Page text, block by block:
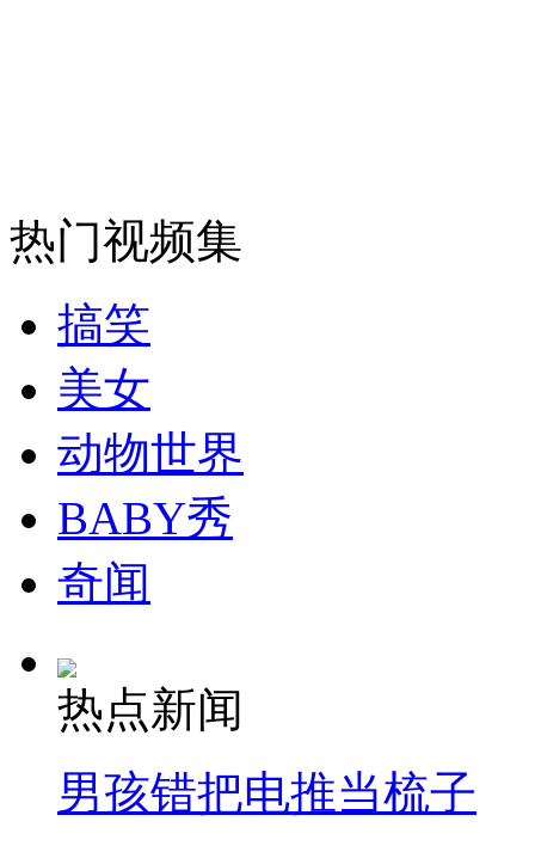
走！跟着总书记去植树
纽约上演“枕头大战”
热门视频集
搞笑
美女
动物世界
BABY秀
奇闻
热点新闻
男孩错把电推当梳子